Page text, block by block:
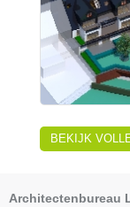
BEKIJK
Architectenbureau